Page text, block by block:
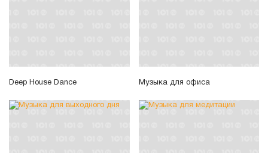
Deep House Dance Музыка для офиса